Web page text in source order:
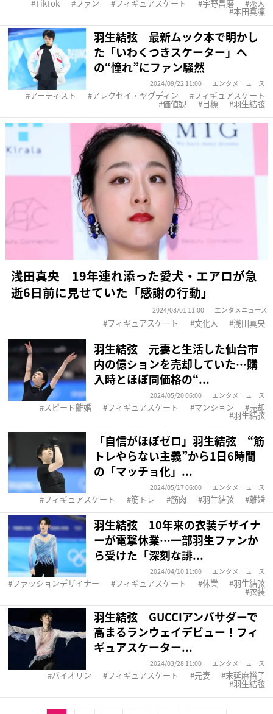
TikTok ファン フィギュアスケート 宇野昌磨 恋人
本田真凜
羽生結弦 最新ムック本で明かし
た「いわくつきスケーター」へ
の“憧れ”にファン騒然
2024/09/22 11:00 エンタメニュース
アーティスト アレクセイ・ヤグディン フィギュアスケート
価値観 目標 羽生結弦
浅田真央 19年連れ添った愛犬・エアロが急
逝6日前に見せていた「感謝の行動」
2024/08/01 11:00 エンタメニュース
フィギュアスケート 文化人 浅田真央
羽生結弦 元妻と生活した仙台市
内の億ションを売却していた…購
入時とほぼ同価格の“...
2024/05/20 06:00 エンタメニュース
スピード離婚 フィギュアスケート マンション 売却
羽生結弦
「自信がほぼゼロ」羽生結弦 “筋
トレやらない主義”から1日6時間
の「マッチョ化」...
2024/05/17 06:00 エンタメニュース
フィギュアスケート 筋トレ 筋肉 羽生結弦 離婚
羽生結弦 10年来の衣装デザイナ
ーが電撃休業…一部羽生ファンか
ら受けた「深刻な誹...
2024/04/10 11:00 エンタメニュース
ファッションデザイナー フィギュアスケート 休業 羽生結弦
衣装
羽生結弦 GUCCIアンバサダーで
高まるランウェイデビュー！フィ
ギュアスケーター...
2024/03/28 11:00 エンタメニュース
バイオリン フィギュアスケート 元妻 末延麻裕子
羽生結弦